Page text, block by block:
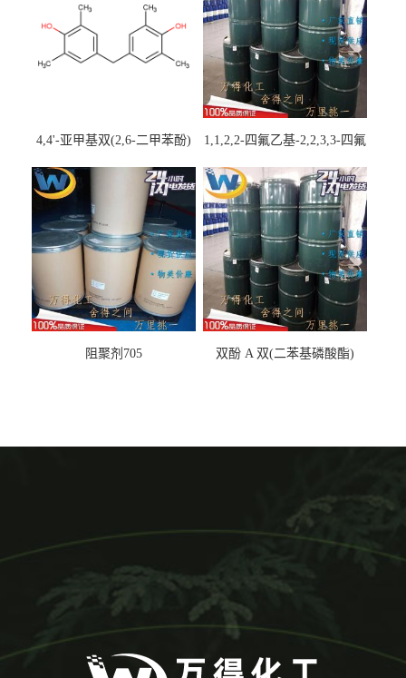
4,4'-亚甲基双(2,6-二甲苯酚)
1,1,2,2-四氟乙基-2,2,3,3-四氟
阻聚剂705 双酚 A 双(二苯基磷酸酯)